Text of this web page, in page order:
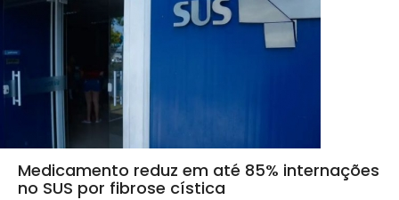
Medicamento reduz em até 85% internações
no SUS por fibrose cística